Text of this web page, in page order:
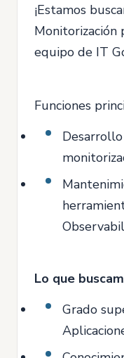
¡Estamos
Monitorización
equipo de IT
Funciones
Lo que
Grado